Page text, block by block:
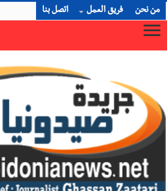
من نحن فريق العمل اتصل بنا
رجل الاعمال الاماراتي خلف الحبتور : 112 شهيداً شُيّعوا في ‫غزة‬ بعد أن بقوا تحت الأنقاض منذ عام 2023: أيُعقل أن يبقى الشعب الفلسطيني يعيش كل هذا الألم؟ وإلى